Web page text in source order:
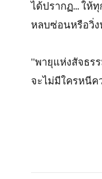
ได้ปรากฏ... ให้
หลบซ่อนหรือวิ่ง
"พายุแห่งสัจธร
จะไม่มีใครหนีค